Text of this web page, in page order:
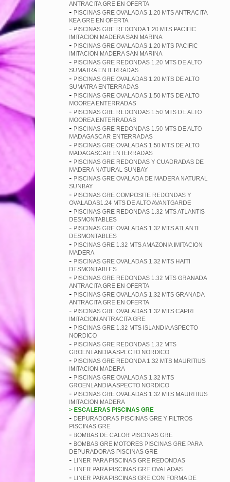
ANTRACITA GRE EN OFERTA
- PISCINAS GRE OVALADAS 1.20 MTS ANTRACITA
KEA GRE EN OFERTA
- PISCINAS GRE REDONDA 1.20 MTS PACIFIC
IMITACION MADERA SAN MARINA
- PISCINAS GRE OVALADAS 1.20 MTS PACIFIC
IMITACION MADERA SAN MARINA
- PISCINAS GRE REDONDAS 1.20 MTS DE ALTO
SUMATRA ENTERRADAS
- PISCINAS GRE OVALADAS 1.20 MTS DE ALTO
SUMATRA ENTERRADAS
- PISCINAS GRE OVALADAS 1.50 MTS DE ALTO
MOOREA ENTERRADAS
- PISCINAS GRE REDONDAS 1.50 MTS DE ALTO
MOOREA ENTERRADAS
- PISCINAS GRE REDONDAS 1.50 MTS DE ALTO
MADAGASCAR ENTERRADAS
- PISCINAS GRE OVALADAS 1.50 MTS DE ALTO
MADAGASCAR ENTERRADAS
- PISCINAS GRE REDONDAS Y CUADRADAS DE
MADERA NATURAL SUNBAY
- PISCINAS GRE OVALADA DE MADERA NATURAL
SUNBAY
- PISCINAS GRE COMPOSITE REDONDAS Y
OVALADAS1.24 MTS DE ALTO AVANTGARDE
- PISCINAS GRE REDONDAS 1.32 MTS ATLANTIS
DESMONTABLES
- PISCINAS GRE OVALADAS 1.32 MTS ATLANTI
DESMONTABLES
- PISCINAS GRE 1.32 MTS AMAZONIA IMITACION
MADERA
- PISCINAS GRE OVALADAS 1.32 MTS HAITI
DESMONTABLES
- PISCINAS GRE REDONDAS 1.32 MTS GRANADA
ANTRACITA GRE EN OFERTA
- PISCINAS GRE OVALADAS 1.32 MTS GRANADA
ANTRACITA GRE EN OFERTA
- PISCINAS GRE OVALADAS 1.32 MTS CAPRI
IMITACION ANTRACITA GRE
- PISCINAS GRE 1.32 MTS ISLANDIA ASPECTO
NORDICO
- PISCINAS GRE REDONDAS 1.32 MTS
GROENLANDIA ASPECTO NORDICO
- PISCINAS GRE REDONDA 1.32 MTS MAURITIUS
IMITACION MADERA
- PISCINAS GRE OVALADAS 1.32 MTS
GROENLANDIA ASPECTO NORDICO
- PISCINAS GRE OVALADAS 1.32 MTS MAURITIUS
IMITACION MADERA
> ESCALERAS PISCINAS GRE
- DEPURADORAS PISCINAS GRE Y FILTROS
PISCINAS GRE
- BOMBAS DE CALOR PISCINAS GRE
- BOMBAS GRE MOTORES PISCINAS GRE PARA
DEPURADORAS PISCINAS GRE
- LINER PARA PISCINAS GRE REDONDAS
- LINER PARA PISCINAS GRE OVALADAS
- LINER PARA PISCINAS GRE CON FORMA DE